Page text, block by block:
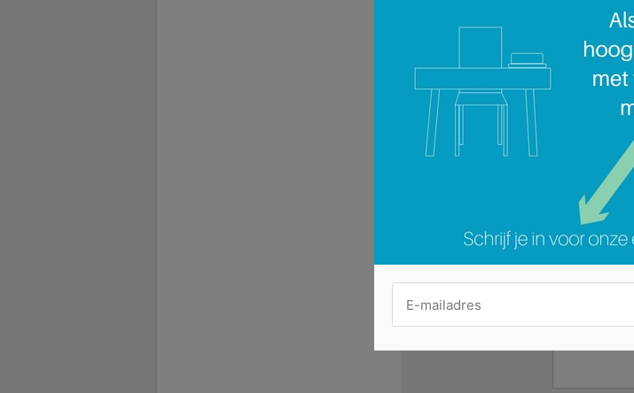
Nederlands als in het Frans. Je komt
zin voor ondernemen centraal staat. Je
Categorie:
Geen categorie
Business Unit Administrator (halftijds) (m/v)
Het e-mailadres wordt niet gepubliceerd.
Reactie